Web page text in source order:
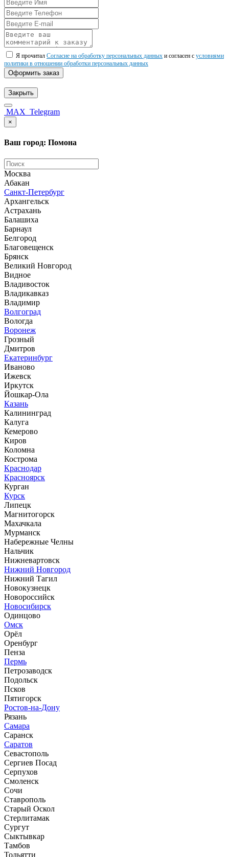
Я прочитал Согласие на обработку персональных данных и согласен с условиями
политики в отношении обработки персональных данных
Оформить заказ
Закрыть
MAX Telegram
×
Ваш город: Помона
Москва
Абакан
Санкт-Петербург
Архангельск
Астрахань
Балашиха
Барнаул
Белгород
Благовещенск
Брянск
Великий Новгород
Видное
Владивосток
Владикавказ
Владимир
Волгоград
Вологда
Воронеж
Грозный
Дмитров
Екатеринбург
Иваново
Ижевск
Иркутск
Йошкар-Ола
Казань
Калининград
Калуга
Кемерово
Киров
Коломна
Кострома
Краснодар
Красноярск
Курган
Курск
Липецк
Магнитогорск
Махачкала
Мурманск
Набережные Челны
Нальчик
Нижневартовск
Нижний Новгород
Нижний Тагил
Новокузнецк
Новороссийск
Новосибирск
Одинцово
Омск
Орёл
Оренбург
Пенза
Пермь
Петрозаводск
Подольск
Псков
Пятигорск
Ростов-на-Дону
Рязань
Самара
Саранск
Саратов
Севастополь
Сергиев Посад
Серпухов
Смоленск
Сочи
Ставрополь
Старый Оскол
Стерлитамак
Сургут
Сыктывкар
Тамбов
Тольятти